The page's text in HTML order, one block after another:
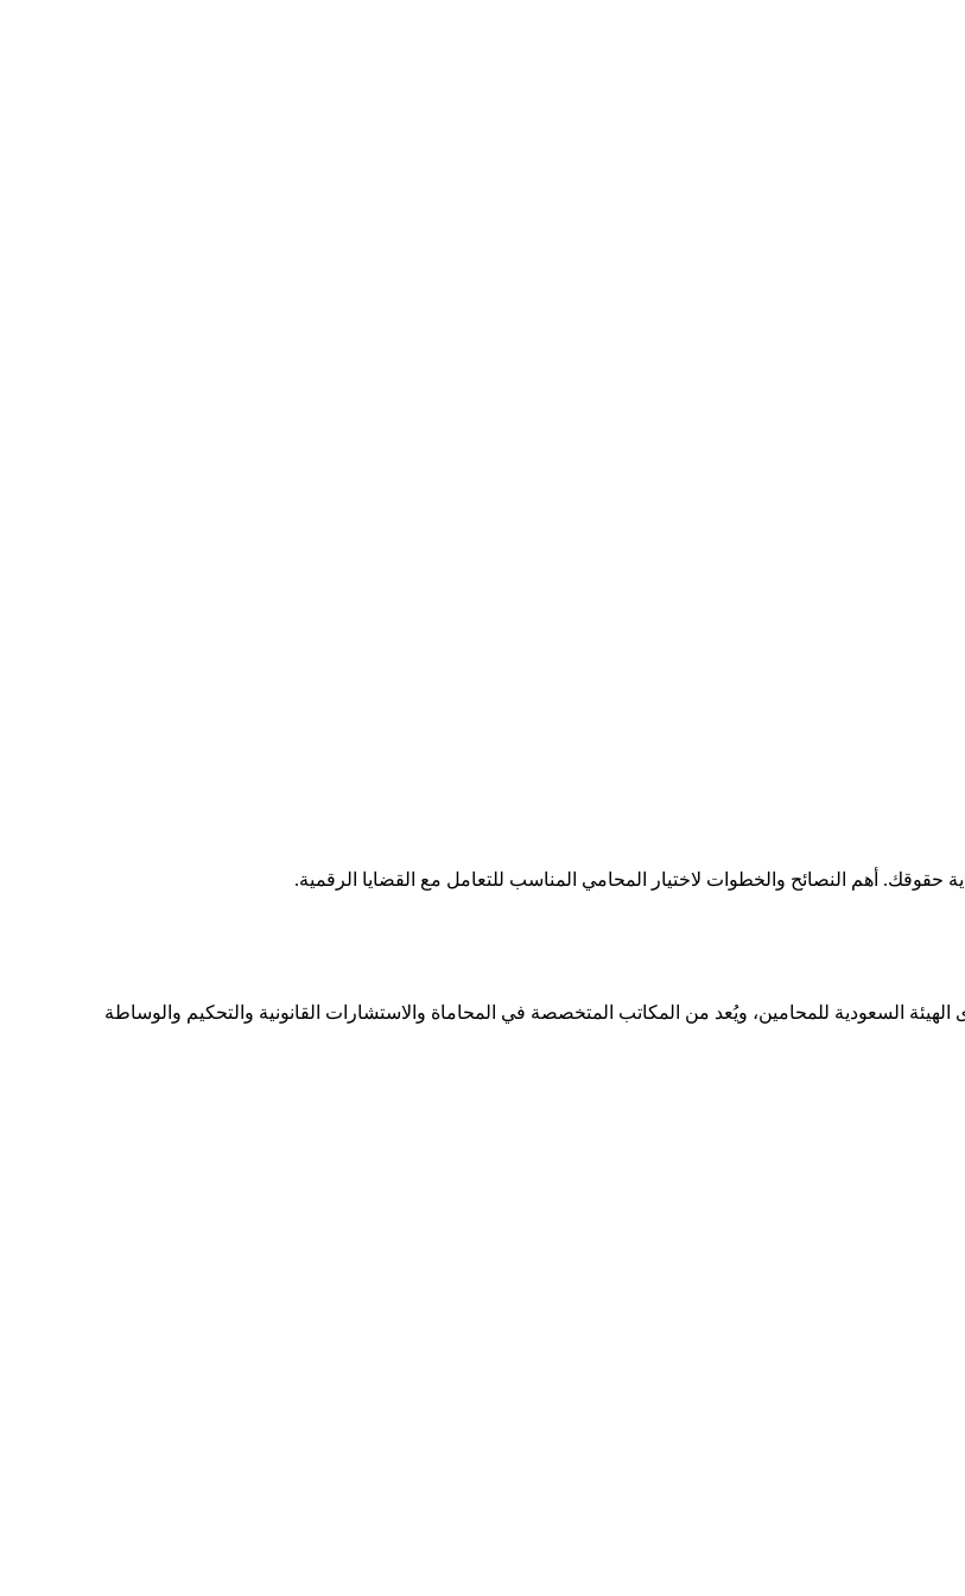
حقوقك. أهم النصائح والخطوات لاختيار المحامي المناسب للتعامل مع القضايا الرقمية.
السعودية للمحامين، ويُعد من المكاتب المتخصصة في المحاماة والاستشارات القانونية والتحكيم والوساطة